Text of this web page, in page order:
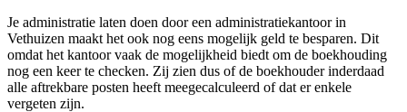
Je administratie laten doen door een administratiekantoor in
Vethuizen maakt het ook nog eens mogelijk geld te besparen. Dit
omdat het kantoor vaak de mogelijkheid biedt om de boekhouding
nog een keer te checken. Zij zien dus of de boekhouder inderdaad
alle aftrekbare posten heeft meegecalculeerd of dat er enkele
vergeten zijn.